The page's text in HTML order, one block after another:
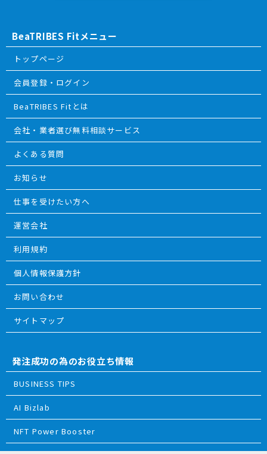
BeaTRIBES Fitメニュー
トップページ
会員登録・ログイン
BeaTRIBES Fitとは
会社・業者選び無料相談サービス
よくある質問
お知らせ
仕事を受けたい方へ
運営会社
利用規約
個人情報保護方針
お問い合わせ
サイトマップ
発注成功の為のお役立ち情報
BUSINESS TIPS
AI Bizlab
NFT Power Booster